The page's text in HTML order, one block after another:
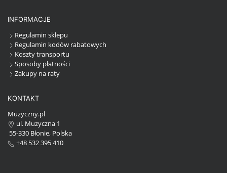
INFORMACJE
Regulamin sklepu
Regulamin kodów rabatowych
Koszty transportu
Sposoby płatności
Zakupy na raty
KONTAKT
Muzyczny.pl
ul. Muzyczna 1
55-330 Błonie, Polska
+48 532 395 410